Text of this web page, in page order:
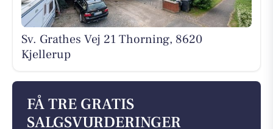
Sv. Grathes Vej 21 Thorning, 8620
Kjellerup
FÅ TRE GRATIS
SALGSVURDERINGER